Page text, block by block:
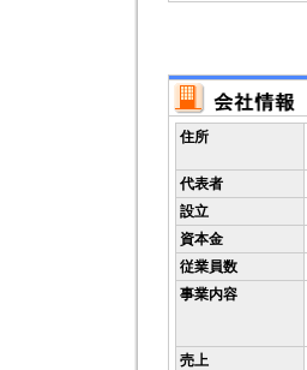
住所
代表者
設立
資本金
従業員数
事業内容
売上